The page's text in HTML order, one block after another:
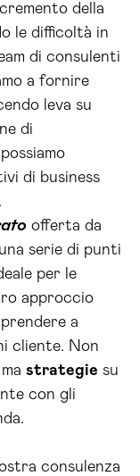
della
le difficoltà in
di consulenti
a fornire
leva su
di
di business
offerta da
serie di punti
per le
approccio
a
cliente. Non
strategie su
con gli
consulenza